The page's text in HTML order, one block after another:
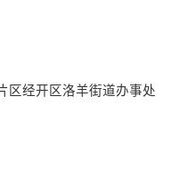
区经开区洛羊街道办事处